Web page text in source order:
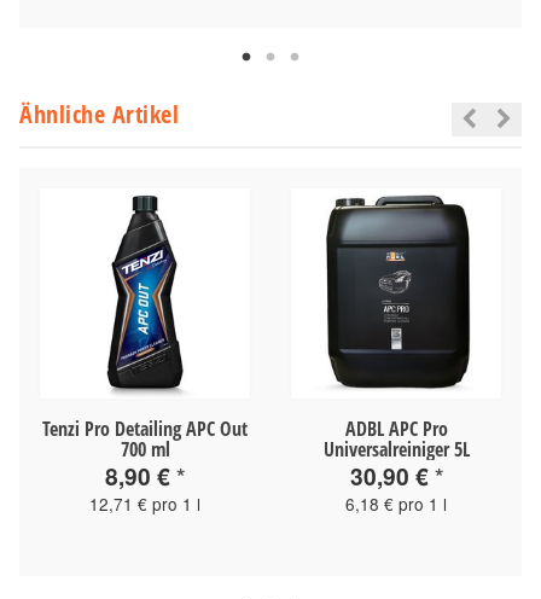
Ähnliche Artikel
Tenzi Pro Detailing APC Out
700 ml
8,90 €*
12,71 € pro 1 l
ADBL APC Pro
Universalreiniger 5L
30,90 €*
6,18 € pro 1 l